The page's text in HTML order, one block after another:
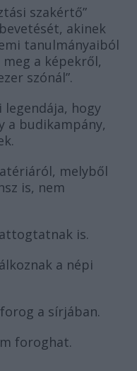
szakértő”
akinek
tanulmányaiból
a képekről,
szónál”.
hogy
a budikampány,
melyből
is, nem
is.
a népi
a sírjában.
foroghat.